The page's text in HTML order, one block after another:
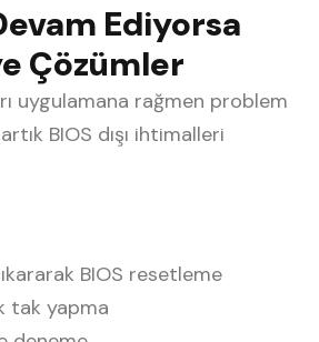
Ediyorsa
Çözümler
uygulamana rağmen problem
BIOS dışı ihtimalleri
BIOS resetleme
tak yapma